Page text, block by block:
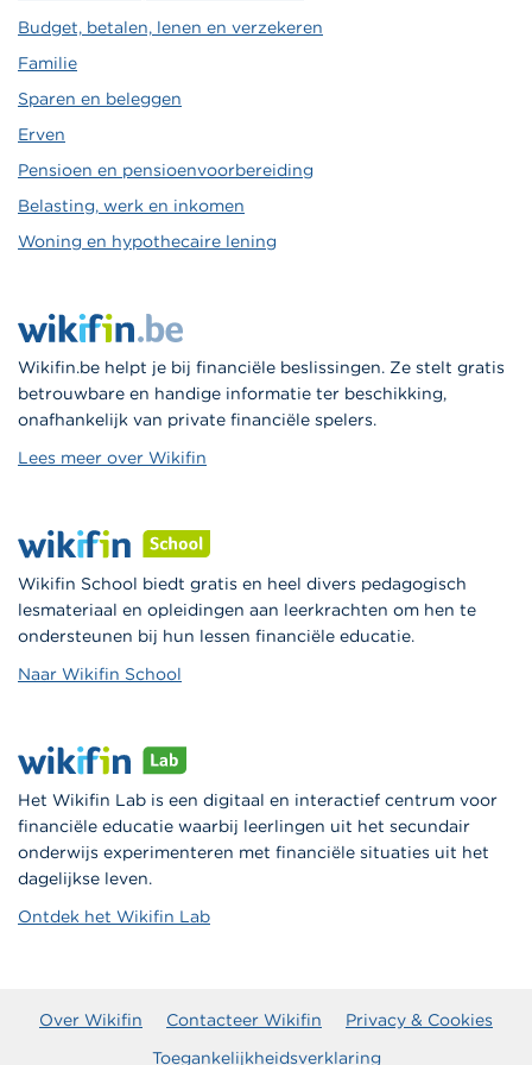
Budget, betalen, lenen en verzekeren
Familie
Sparen en beleggen
Erven
Pensioen en pensioenvoorbereiding
Belasting, werk en inkomen
Woning en hypothecaire lening
Wikifin.be helpt je bij financiële beslissingen. Ze stelt gratis
betrouwbare en handige informatie ter beschikking,
onafhankelijk van private financiële spelers.
Lees meer over Wikifin
Wikifin School biedt gratis en heel divers pedagogisch
lesmateriaal en opleidingen aan leerkrachten om hen te
ondersteunen bij hun lessen financiële educatie.
Naar Wikifin School
Het Wikifin Lab is een digitaal en interactief centrum voor
financiële educatie waarbij leerlingen uit het secundair
onderwijs experimenteren met financiële situaties uit het
dagelijkse leven.
Ontdek het Wikifin Lab
Over Wikifin Contacteer Wikifin
Privacy & Cookies
Toegankelijkheidsverklaring